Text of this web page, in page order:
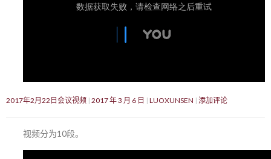
2017年2月22日会议视频 2017 年 3 月 6 日 LUOXUNSEN 添加评论
视频分为10段。